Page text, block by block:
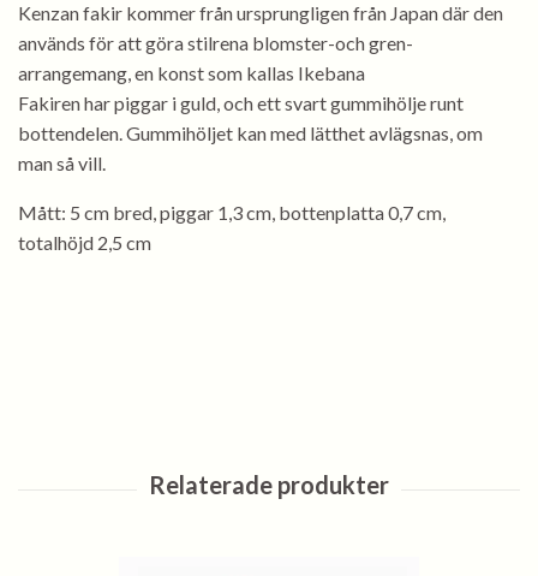
Kenzan fakir kommer från ursprungligen från Japan där den
används för att göra stilrena blomster-och gren-
arrangemang, en konst som kallas Ikebana
Fakiren har piggar i guld, och ett svart gummihölje runt
bottendelen. Gummihöljet kan med lätthet avlägsnas, om
man så vill.
Mått: 5 cm bred, piggar 1,3 cm, bottenplatta 0,7 cm,
totalhöjd 2,5 cm